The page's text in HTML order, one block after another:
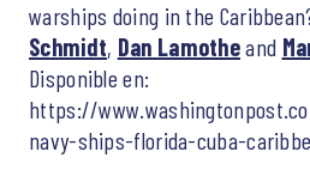
warships doing in the
Schmidt, Dan Lamotheand
Disponible en:
https://
navy-ships-florida-cuba-